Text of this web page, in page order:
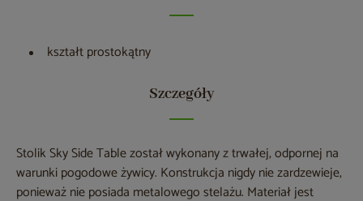
kształt prostokątny
Szczegóły
Stolik Sky Side Table został wykonany z trwałej, odpornej na
warunki pogodowe żywicy. Konstrukcja nigdy nie zardzewieje,
ponieważ nie posiada metalowego stelażu. Materiał jest